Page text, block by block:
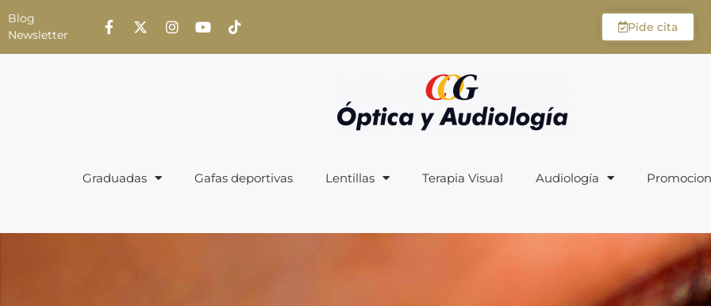
Blog
Newsletter
Pide cita
Graduadas Gafas deportivas Lentillas Terapia Visual Audiología